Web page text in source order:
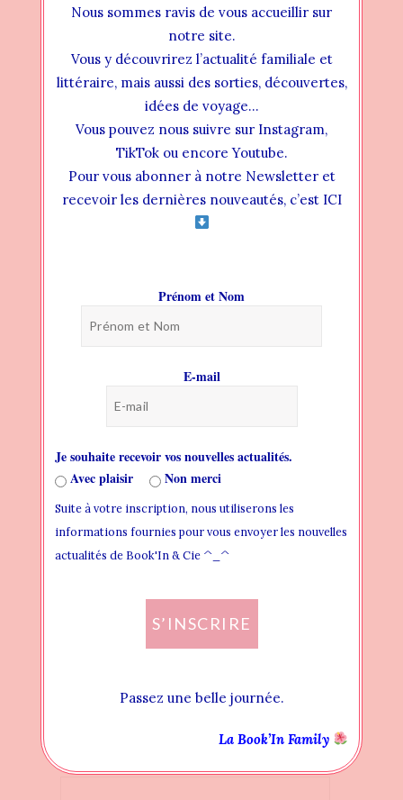
Votre Actualité Littéraire du 09 Octobre
13 FÉVRIER 2025
4 OCTOBRE 2024
Votre Actualité Littéraire du 7 Août
Nous sommes ravis de vous accueillir sur
notre site.
Vous y découvrirez l’actualité familiale et
littéraire, mais aussi des sorties, découvertes,
idées de voyage…
Vous pouvez nous suivre sur Instagram,
TikTok ou encore Youtube.
Pour vous abonner à notre Newsletter et
recevoir les dernières nouveautés, c’est ICI
Prénom et Nom
E-mail
Je souhaite recevoir vos nouvelles actualités.
Avec plaisir
Non merci
Suite à votre inscription, nous utiliserons les
informations fournies pour vous envoyer les nouvelles
actualités de Book'In & Cie ^_^
S’INSCRIRE
Passez une belle journée.
La Book’In Family